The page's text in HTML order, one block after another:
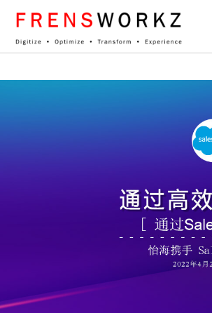
网站统计